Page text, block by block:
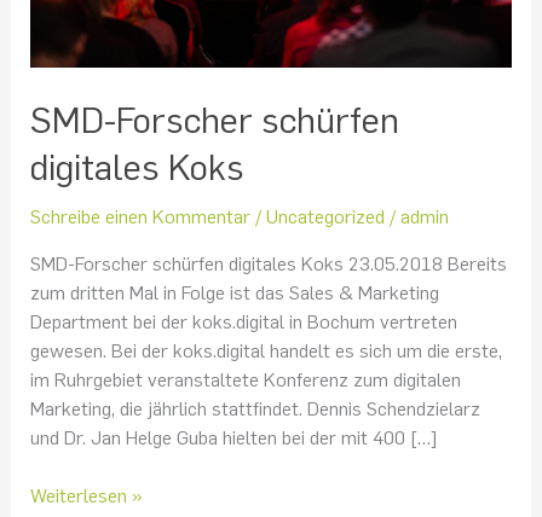
SMD-Forscher schürfen
digitales Koks
Schreibe einen Kommentar / Uncategorized / admin
SMD-Forscher schürfen digitales Koks 23.05.2018 Bereits
zum dritten Mal in Folge ist das Sales & Marketing
Department bei der koks.digital in Bochum vertreten
gewesen. Bei der koks.digital handelt es sich um die erste,
im Ruhrgebiet veranstaltete Konferenz zum digitalen
Marketing, die jährlich stattfindet. Dennis Schendzielarz
und Dr. Jan Helge Guba hielten bei der mit 400 […]
Weiterlesen »